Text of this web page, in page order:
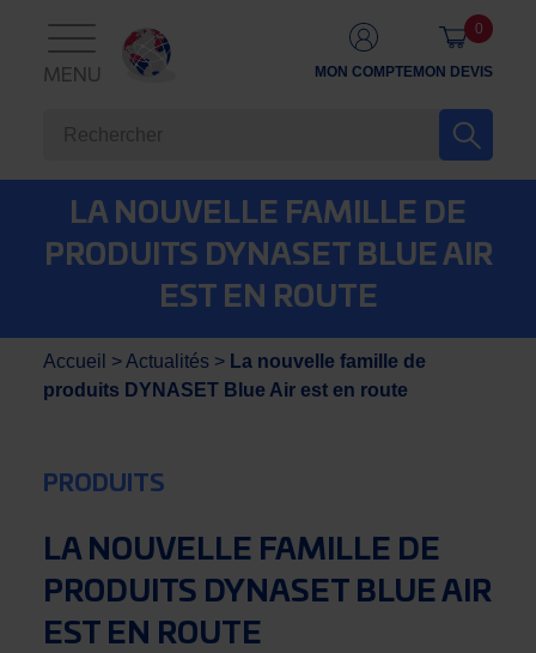
MENU MON COMPTEMON DEVIS
0
LA NOUVELLE FAMILLE DE
PRODUITS DYNASET BLUE AIR
EST EN ROUTE
Accueil >Actualités > La nouvelle famille de
produits DYNASET Blue Air est en route
PRODUITS
LA NOUVELLE FAMILLE DE
PRODUITS DYNASET BLUE AIR
EST EN ROUTE